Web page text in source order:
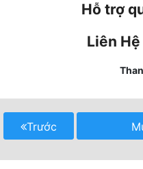
Phong Thủy - Tâm Linh
Quan Trường
Hỗ trợ
Liên
Trước